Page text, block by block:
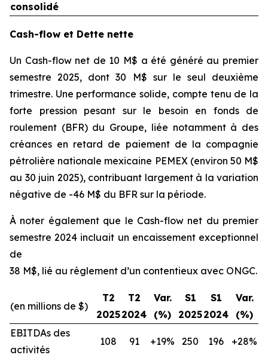
consolidé
Cash-flow et Dette nette
Un Cash-flow net de 10 M$ a été généré au premier
semestre 2025, dont 30 M$ sur le seul deuxième
trimestre. Une performance solide, compte tenu de la
forte pression pesant sur le besoin en fonds de
roulement (BFR) du Groupe, liée notamment à des
créances en retard de paiement de la compagnie
pétrolière nationale mexicaine PEMEX (environ 50 M$
au 30 juin 2025), contribuant largement à la variation
négative de -46 M$ du BFR sur la période.
À noter également que le Cash-flow net du premier
semestre 2024 incluait un encaissement exceptionnel
de
38 M$, lié au règlement d’un contentieux avec ONGC.
(en millions de $)
T2
2025
T2
2024
Var.
(%)
S1
2025
S1
2024
Var.
(%)
EBITDAs des
activités
108 91 +19% 250 196 +28%